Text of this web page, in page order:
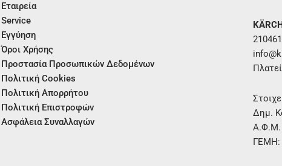
Εταιρεία
Service
Εγγύηση
Όροι Χρήσης
Προστασία Προσωπικών Δεδομένων
Πολιτική Cookies
Πολιτική Απορρήτου
Πολιτική Επιστροφών
Ασφάλεια Συναλλαγών
Δημ.
Α.Φ.Μ.
ΓΕΜΗ: